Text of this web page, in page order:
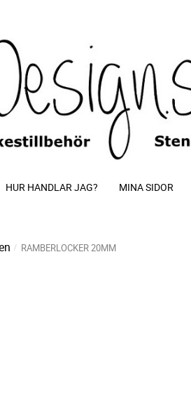
HUR HANDLAR JAG? MINA SIDOR
RAMBERLOCKER 20MM